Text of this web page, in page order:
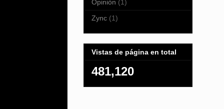
Opinión (1)
Zync (1)
Vistas de página en total
481,120